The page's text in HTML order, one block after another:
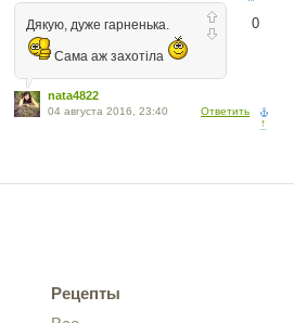
0
Дякую, дуже гарненька.
Сама аж захотіла
nata4822
04 августа 2016, 23:40
Ответить
↑
Рецепты